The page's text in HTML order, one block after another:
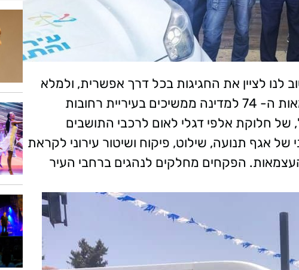
לנו לציין את החגיגות בכל דרך אפשרית, ולמלא
את העיר בדגלי ישראל" לרגל יום העצמאות ה- 74 למדינה ממשיכים בעיריית רחובות
חלוקת אלפי דגלי לאום לרכבי התושבים
של אגף תנועה, שילוט, פיקוח ושיטור עירוני לקראת
העצמאות. הפקחים מחלקים לנהגים ברחבי העיר